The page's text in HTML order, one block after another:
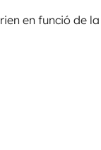
en funció de la